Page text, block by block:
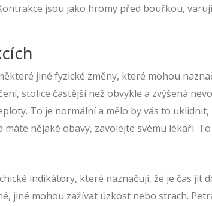
jsou jako hromy před bouřkou,
jiné fyzické změny, které mohou
stolice častější než obvykle a zvýšená
To je normální a mělo by vás to uklidnit,
nějaké obavy, zavolejte svému lékaři.
indikátory, které naznačují, že je čas jít
jiné mohou zažívat úzkost nebo strach.